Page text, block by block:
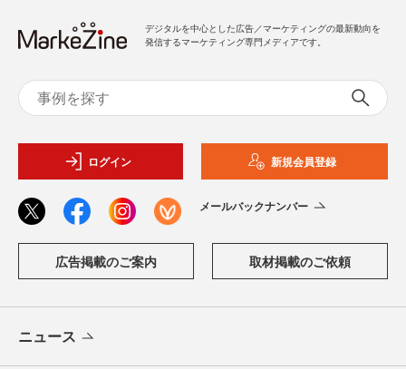
デジタルを中心とした広告／マーケティングの最新動向を
発信するマーケティング専門メディアです。
ログイン 新規会員登録
メールバックナンバー
広告掲載のご案内 取材掲載のご依頼
ニュース